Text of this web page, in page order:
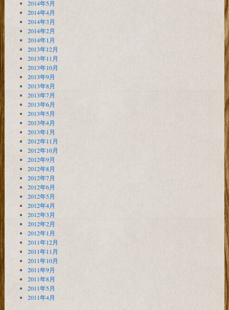
2014年5月
2014年4月
2014年3月
2014年2月
2014年1月
2013年12月
2013年11月
2013年10月
2013年9月
2013年8月
2013年7月
2013年6月
2013年5月
2013年4月
2013年1月
2012年11月
2012年10月
2012年9月
2012年8月
2012年7月
2012年6月
2012年5月
2012年4月
2012年3月
2012年2月
2012年1月
2011年12月
2011年11月
2011年10月
2011年9月
2011年8月
2011年5月
2011年4月